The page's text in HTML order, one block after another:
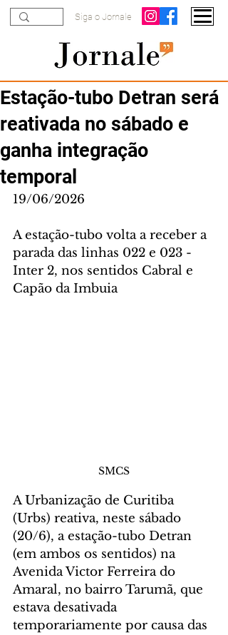
Siga o Jornale
Estação-tubo Detran será
reativada no sábado e
ganha integração
temporal
19/06/2026
A estação-tubo volta a receber a
parada das linhas 022 e 023 -
Inter 2, nos sentidos Cabral e
Capão da Imbuia
SMCS
A Urbanização de Curitiba
(Urbs) reativa, neste sábado
(20/6), a estação-tubo Detran
(em ambos os sentidos) na
Avenida Victor Ferreira do
Amaral, no bairro Tarumã, que
estava desativada
temporariamente por causa das